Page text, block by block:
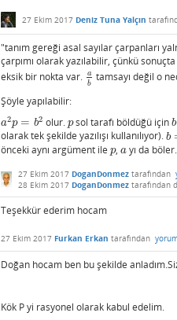
27 Ekim 2017 Deniz Tuna Yalçın
"tanım gereği asal sayılar çarpanları
çarpımı olarak yazılabilir, çünkü sonuçta
eksik bir nokta var. a
b
ab tamsayı değil o
Şöyle yapılabilir:
a2p = b2
a2p=b2 olur.p
psol tarafı böldüğü içinb
b
olarak tek şekilde yazılışı kullanılıyor). b
b =
önceki aynı argüment ile p
p,a
a yı da
27 Ekim 2017 DoganDonmez tarafından
28 Ekim 2017 DoganDonmez tarafından
Teşekkür ederim hocam
27 Ekim 2017 Furkan Erkan tarafından
Doğan hocam ben bu şekilde
Kök P yi rasyonel olarak kabul edelim.